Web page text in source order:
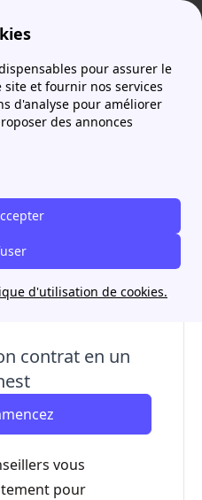
pour assurer le
et fournir nos services
d'analyse pour améliorer
des annonces
d'utilisation de cookies.
MoreContrat Le contrat Engie Elec Weekend
contrat en un
vous
pour